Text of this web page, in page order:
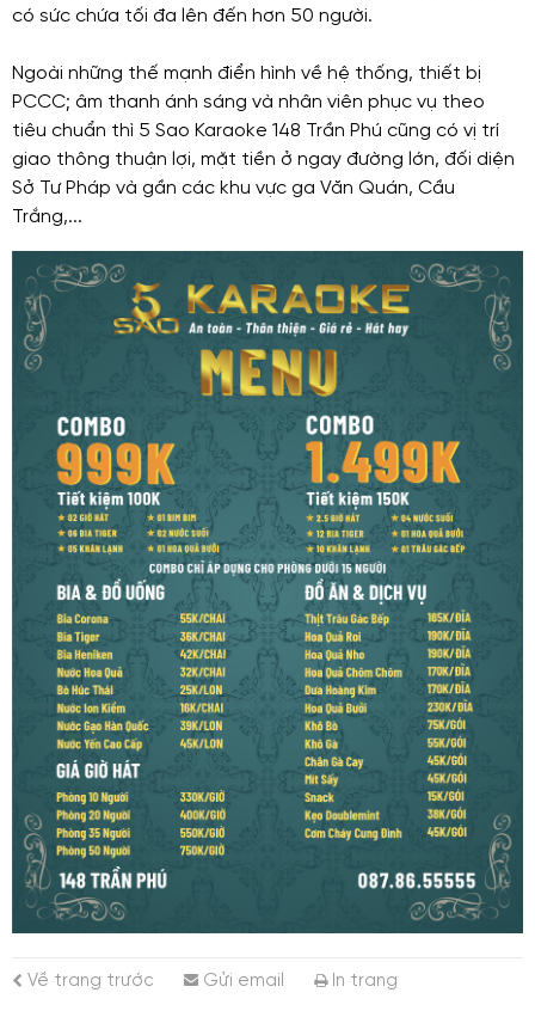
có sức chứa tối đa lên đến hơn 50 người.
Ngoài những thế mạnh điển hình về hệ thống, thiết bị
PCCC; âm thanh ánh sáng và nhân viên phục vụ theo
tiêu chuẩn thì 5 Sao Karaoke 148 Trần Phú cũng có vị trí
giao thông thuận lợi, mặt tiền ở ngay đường lớn, đối diện
Sở Tư Pháp và gần các khu vực ga Văn Quán, Cầu
Trắng,...
Về trang trước Gửi email In trang